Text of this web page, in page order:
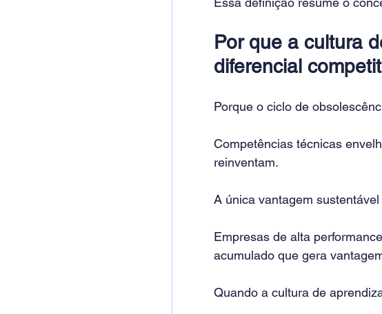
Por que a cultura
diferencial
Porque o ciclo de
Competências técnicas
reinventam.
A única vantagem
Empresas de alta
acumulado que gera
Quando a cultura de